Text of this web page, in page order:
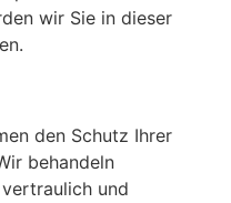
wir Sie in dieser
den Schutz Ihrer
behandeln
und